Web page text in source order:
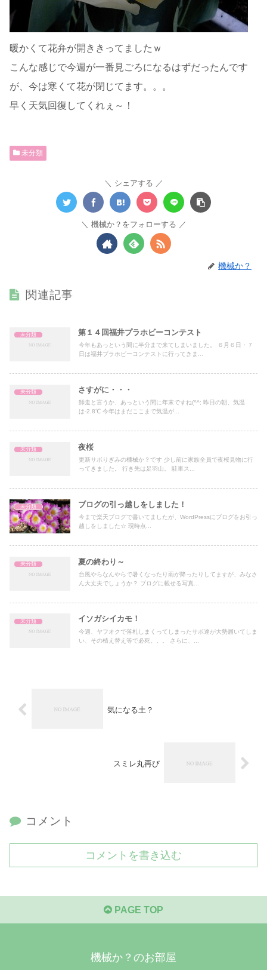
暖かくて花弁が開ききってましたｗ
こんな感じで今週が一番見ごろになるはずだったんです
が、今は寒くて花が閉じてます。。。
早く天気回復してくれぇ～！
未分類
シェアする
機械か？をフォローする
機械か？
関連記事
未分類 第１４回福井プラホビーコンテスト
今年もあっという間に半分まで来てしまいました。 ６月６日・７
日は福井プラホビーコンテストに行ってきま...
未分類 さすがに・・・
師走と言うか、あっという間に年末ですね(^^; 昨日の朝、気温
は-2.8℃ 今年はまだここまで気温が...
未分類 夜桜
更新サボりぎみの機械か？です 少し前に家族全員で夜桜見物に行
ってきました。 行き先は足羽山。 駐車ス...
未分類 ブログの引っ越しをしました！
今まで楽天ブログで書いてましたが、WordPressにブログをお引っ
越しをしました☆ 現時点...
未分類 夏の終わり～
台風やらなんやらで暑くなったり雨が降ったりしてますが、みなさ
ん大丈夫でしょうか？ ブログに載せる写真...
未分類 イソガシイカモ！
今週、ヤフオクで落札しまくってしまったサボ達が大勢届いてしま
い、その植え替え等で必死。。。 さらに、...
気になる土？
スミレ丸再び
コメント
コメントを書き込む
PAGE TOP
機械か？のお部屋